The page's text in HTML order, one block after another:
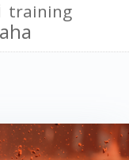
training